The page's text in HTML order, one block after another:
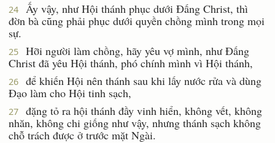
24
Ấy vậy, như Hội thánh phục dưới Ðấng Christ, thì
đờn bà cũng phải phục dưới quyền chồng mình trong mọi
sự.
25
Hỡi người làm chồng, hãy yêu vợ mình, như Ðấng
Christ đã yêu Hội thánh, phó chính mình vì Hội thánh,
26
để khiến Hội nên thánh sau khi lấy nước rửa và dùng
Ðạo làm cho Hội tinh sạch,
27
đặng tỏ ra hội thánh đầy vinh hiển, không vết, không
nhăn, không chi giống như vậy, nhưng thánh sạch không
chỗ trách được ở trước mặt Ngài.